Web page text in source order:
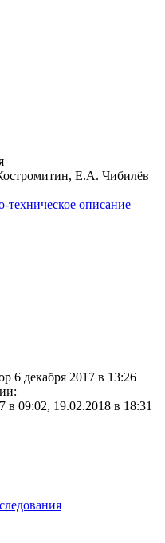
Е.А. Чибилёв
техническое описание
6 декабря 2017 в 13:26
в 09:02, 19.02.2018 в 18:31